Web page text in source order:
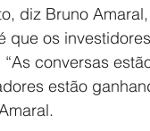
diz Bruno
que os
conversas
estão